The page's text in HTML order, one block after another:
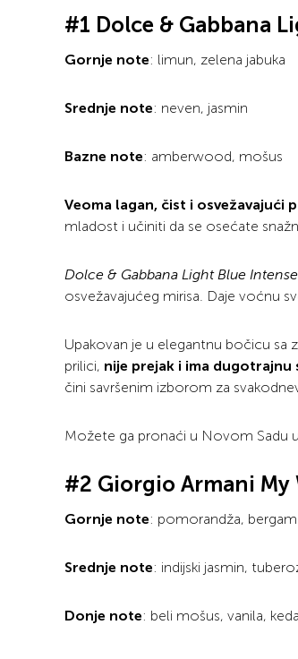
#1 Dolce & Gabbana
Gornje note: limun, zelena jabuka
Srednje note: neven, jasmin
Bazne note: amberwood, mošus
Veoma lagan, čist i osvežavajući
mladost i učiniti da se osećate
Dolce & Gabbana Light Blue Intense
osvežavajućeg mirisa. Daje voćnu
Upakovan je u elegantnu bočicu sa
prilici, nije prejak i ima dugotrajnu
čini savršenim izborom za
Možete ga pronaći u Novom Sadu
#2 Giorgio Armani My
Gornje note: pomorandža,
Srednje note: indijski jasmin,
Donje note: beli mošus, vanila,